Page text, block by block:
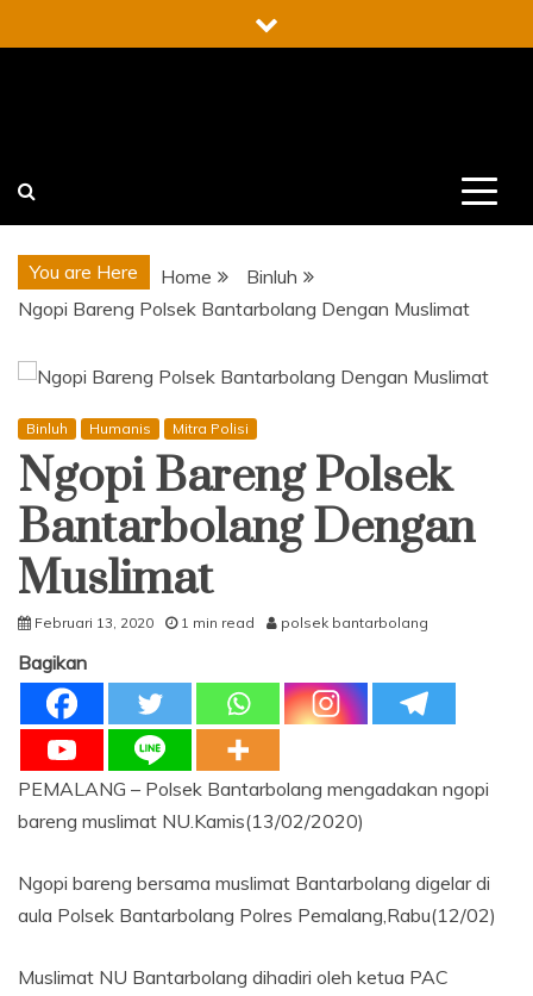
to
You are Here Home
Binluh
Ngopi Bareng Polsek Bantarbolang Dengan Muslimat
Binluh Humanis Mitra Polisi
Ngopi Bareng Polsek
Bantarbolang Dengan
Muslimat
Februari 13, 2020 1 min read polsek bantarbolang
Bagikan
PEMALANG – Polsek Bantarbolang mengadakan ngopi
bareng muslimat NU.Kamis(13/02/2020)
Ngopi bareng bersama muslimat Bantarbolang digelar di
aula Polsek Bantarbolang Polres Pemalang,Rabu(12/02)
Muslimat NU Bantarbolang dihadiri oleh ketua PAC